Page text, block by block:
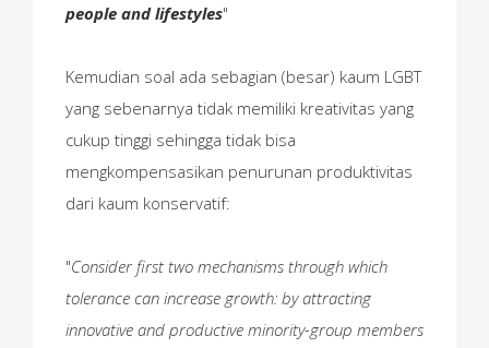
people and lifestyles"
Kemudian soal ada sebagian (besar) kaum LGBT
yang sebenarnya tidak memiliki kreativitas yang
cukup tinggi sehingga tidak bisa
mengkompensasikan penurunan produktivitas
dari kaum konservatif:
"Consider first two mechanisms through which
tolerance can increase growth: by attracting
innovative and productive minority-group members